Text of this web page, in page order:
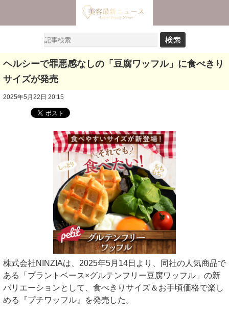
ヘルシーで罪悪感なしの「豆腐ワッフル」に食べきり
サイズが発売
2025年5月22日 20:15
株式会社NINZIAは、2025年5月14日より、同社の人気商品で
ある「プラントベース×グルテンフリー豆腐ワッフル」の新
バリエーションとして、食べきりサイズ＆お手頃価格で楽し
める『プチワッフル』を発売した。